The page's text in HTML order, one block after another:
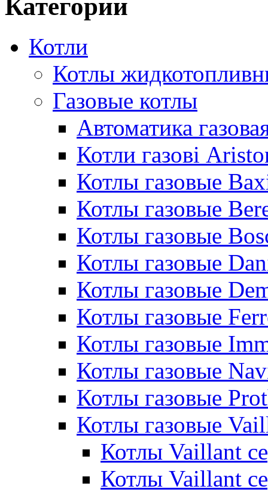
Категории
Котли
Котлы
Газовые котлы
Автоматика
Котли газові
Котлы газовые
Котлы газовые
Котлы газовые
Котлы газовые
Котлы газовые
Котлы газовые
Котлы газовые
Котлы газовые
Котлы газовые
Котлы газовые
Котлы Vaillant
Котлы Vaillant